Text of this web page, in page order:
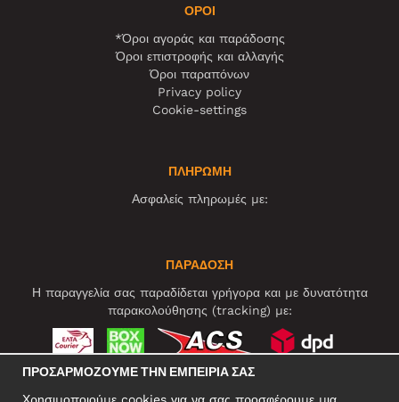
ΌΡΟΙ
*Όροι αγοράς και παράδοσης
Όροι επιστροφής και αλλαγής
Όροι παραπόνων
Privacy policy
Cookie-settings
ΠΛΗΡΩΜΗ
Ασφαλείς πληρωμές με:
ΠΑΡΑΔΟΣΗ
Η παραγγελία σας παραδίδεται γρήγορα και με δυνατότητα
παρακολούθησης (tracking) με:
ΠΡΟΣΑΡΜΌΖΟΥΜΕ ΤΗΝ ΕΜΠΕΙΡΊΑ ΣΑΣ